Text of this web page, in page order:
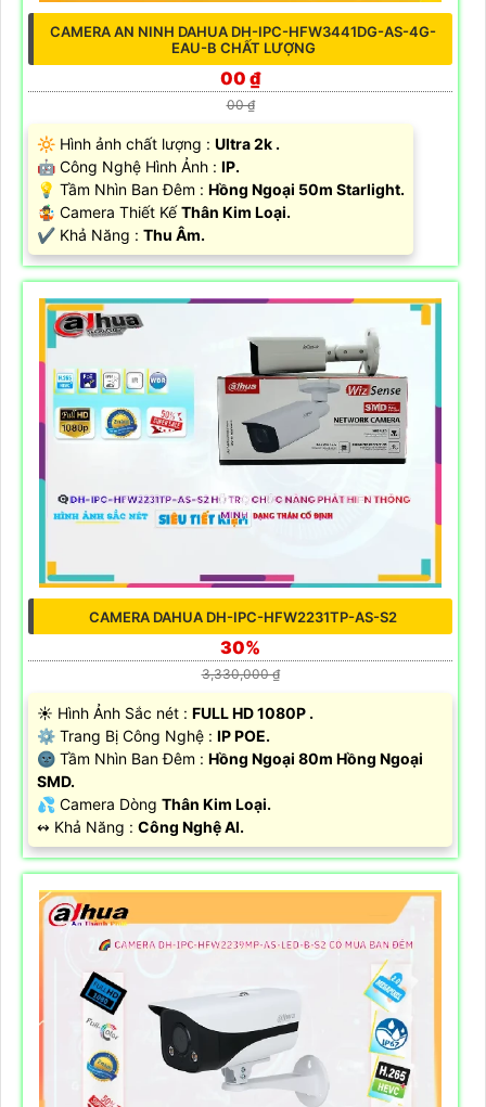
CAMERA AN NINH DAHUA DH-IPC-HFW3441DG-AS-4G-
EAU-B CHẤT LƯỢNG
00 ₫
00 ₫
🔆 Hình ảnh chất lượng : Ultra 2k .
🤖️ Công Nghệ Hình Ảnh : IP.
💡 Tầm Nhìn Ban Đêm : Hồng Ngoại 50m Starlight.
🤹 Camera Thiết KếThân Kim Loại.
️✔️ Khả Năng : Thu Âm.
CAMERA DAHUA DH-IPC-HFW2231TP-AS-S2
30%
3,330,000 ₫
☀️ Hình Ảnh Sắc nét : FULL HD 1080P .
⚙ Trang Bị Công Nghệ : IP POE.
🌚 Tầm Nhìn Ban Đêm : Hồng Ngoại 80m Hồng Ngoại
SMD.
💦 Camera Dòng Thân Kim Loại.
️↭ Khả Năng : Công Nghệ AI.